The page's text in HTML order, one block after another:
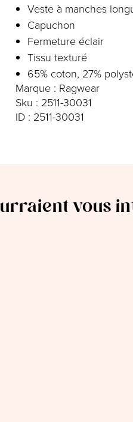
Veste à manches
Capuchon
Fermeture éclair
Tissu texturé
65% coton, 27%
Marque : Ragwear
Sku : 2511-30031
ID : 2511-30031
vous